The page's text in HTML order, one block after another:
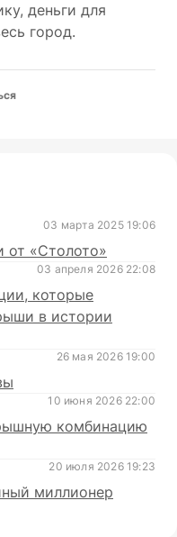
деньги для
город.
03 марта 2025 19:06
«Столото»
03 апреля 2026 22:08
которые
в истории
26 мая 2026 19:00
10 июня 2026 22:00
комбинацию
20 июля 2026 19:23
миллионер